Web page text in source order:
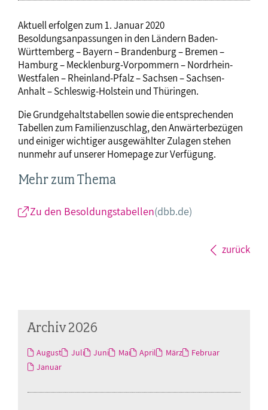
Aktuell erfolgen zum 1. Januar 2020
Besoldungsanpassungen in den Ländern Baden-
Württemberg – Bayern – Brandenburg – Bremen –
Hamburg – Mecklenburg-Vorpommern – Nordrhein-
Westfalen – Rheinland-Pfalz – Sachsen – Sachsen-
Anhalt – Schleswig-Holstein und Thüringen.
Die Grundgehaltstabellen sowie die entsprechenden
Tabellen zum Familienzuschlag, den Anwärterbezügen
und einiger wichtiger ausgewählter Zulagen stehen
nunmehr auf unserer Homepage zur Verfügung.
Mehr zum Thema
Zu den Besoldungstabellen(dbb.de)
zurück
Archiv 2026
August Juli Juni Mai April März
Februar
Januar